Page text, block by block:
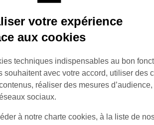
votre expérience
aux cookies
techniques indispensables au bon
souhaitent avec votre accord, utiliser des
réaliser des mesures
sociaux.
à notre charte cookies, à la liste de